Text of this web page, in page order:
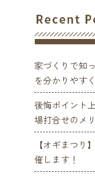
家づくりで知
を分かりやす
後悔ポイント
場打合せのメ
【オギまつり
催します！